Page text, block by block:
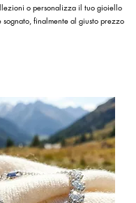
o personalizza il tuo gioiello
sognato, finalmente al giusto prezzo